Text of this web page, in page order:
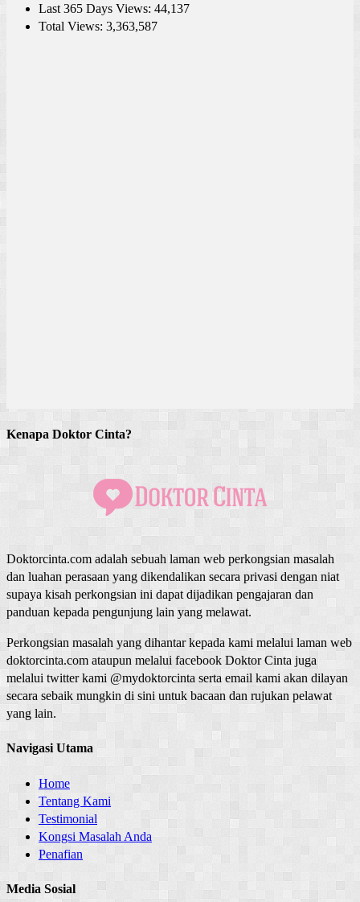
Last 365 Days Views: 44,137
Total Views: 3,363,587
Kenapa Doktor Cinta?
Doktorcinta.com adalah sebuah laman web perkongsian masalah
dan luahan perasaan yang dikendalikan secara privasi dengan niat
supaya kisah perkongsian ini dapat dijadikan pengajaran dan
panduan kepada pengunjung lain yang melawat.
Perkongsian masalah yang dihantar kepada kami melalui laman web
doktorcinta.com ataupun melalui facebook Doktor Cinta juga
melalui twitter kami @mydoktorcinta serta email kami akan dilayan
secara sebaik mungkin di sini untuk bacaan dan rujukan pelawat
yang lain.
Navigasi Utama
Home
Tentang Kami
Testimonial
Kongsi Masalah Anda
Penafian
Media Sosial